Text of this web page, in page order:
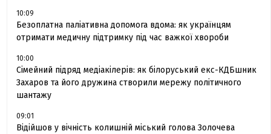
10:09
Безоплатна паліативна допомога вдома: як українцям
отримати медичну підтримку під час важкої хвороби
10:00
Сімейний підряд медіакілерів: як білоруський екс-КДБшник
Захаров та його дружина створили мережу політичного
шантажу
09:01
Відійшов у вічність колишній міський голова Золочева